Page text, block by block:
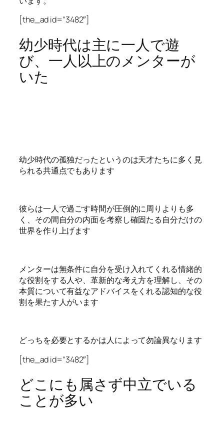
[the_ad id=”3482″]
幼少時代は主に一人で遊
び、一人以上のメンターが
いた
幼少時代の孤独だったというのは天才たちに多く見
られる共通点でもあります
彼らは一人で過ごす時間が圧倒的に周りよりも多
く、その間自分の内面を考察し確固たる自分だけの
世界を作り上げます
メンターは無条件に自分を受け入れてくれる情緒的
な役割をする人や、革新的な考え方を理解し、その
本質について有益なアドバイスをくれる認知的な役
割を果たす人がいます
どっちを必要とするかは人によって勿論異なります
[the_ad id=”3482″]
どこにも属さず中立でいる
ことが多い